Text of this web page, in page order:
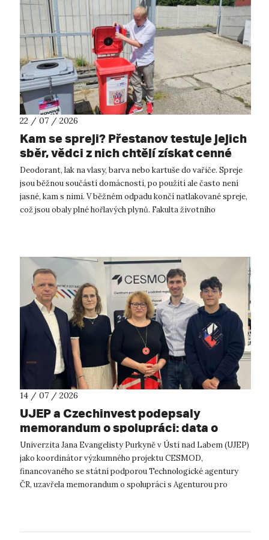
22 / 07 / 2026
Kam se spreji? Přestanov testuje jejich
sběr, vědci z nich chtějí získat cenné
kovy
Deodorant, lak na vlasy, barva nebo kartuše do vařiče. Spreje
jsou běžnou součástí domácností, po použití ale často není
jasné, kam s nimi. V běžném odpadu končí natlakované spreje,
což jsou obaly plné hořlavých plynů. Fakulta životního
14 / 07 / 2026
UJEP a Czechinvest podepsaly
memorandum o spolupráci: data o
podnikatelském prostředí posílí
výzkum CESMOD
Univerzita Jana Evangelisty Purkyně v Ústí nad Labem (UJEP)
jako koordinátor výzkumného projektu CESMOD,
financovaného se státní podporou Technologické agentury
ČR, uzavřela memorandum o spolupráci s Agenturou pro